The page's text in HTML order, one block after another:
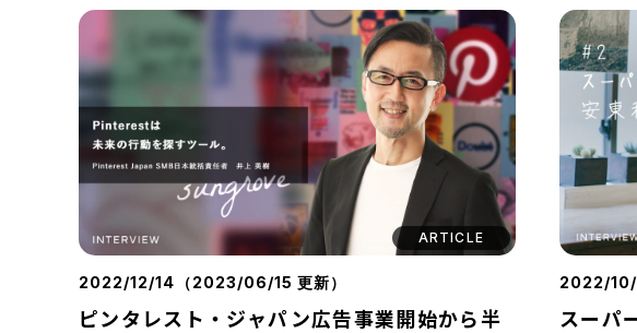
ARTICLE
2022/12/14（2023/06/15 更新）
ピンタレスト・ジャパン広告事業開始から半
2022/
スーパ